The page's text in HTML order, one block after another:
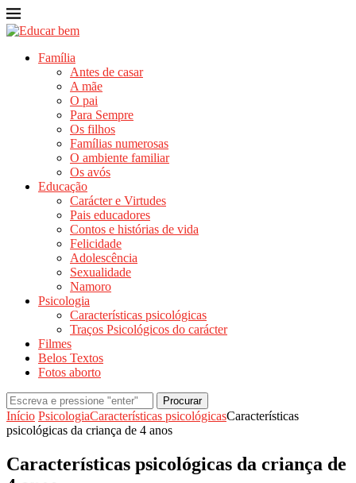
Família
Antes de casar
A mãe
O pai
Para Sempre
Os filhos
Famílias numerosas
O ambiente familiar
Os avós
Educação
Carácter e Virtudes
Pais educadores
Contos e histórias de vida
Felicidade
Adolescência
Sexualidade
Namoro
Psicologia
Características psicológicas
Traços Psicológicos do carácter
Filmes
Belos Textos
Fotos aborto
Procurar
Início PsicologiaCaracterísticas psicológicasCaracterísticas
psicológicas da criança de 4 anos
Características psicológicas da criança de